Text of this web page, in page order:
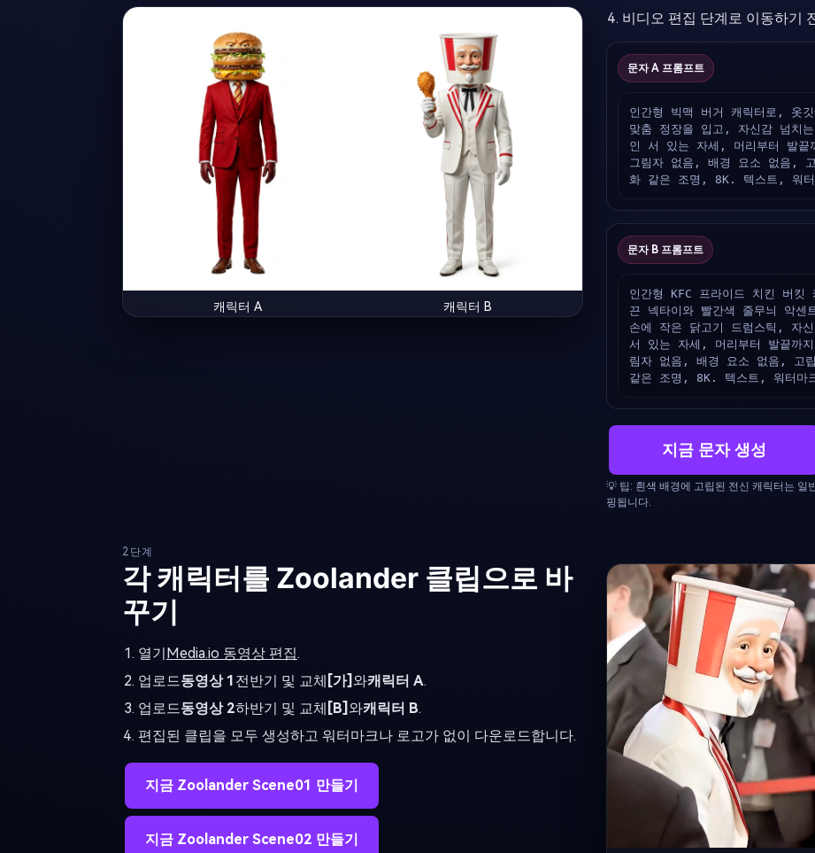
캐릭터 A 캐릭터 B
비디오 편집 단계로 이동하기
문자 A 프롬프트
인간형 빅맥 버거 캐릭터로, 옷
맞춤 정장을 입고, 자신감 넘치
인 서 있는 자세, 머리부터 발끝
그림자 없음, 배경 요소 없음,
화 같은 조명, 8K. 텍스트, 워터
문자 B 프롬프트
인간형 KFC 프라이드 치킨 버
끈 넥타이와 빨간색 줄무늬 악
손에 작은 닭고기 드럼스틱, 자
서 있는 자세, 머리부터 발끝까
림자 없음, 배경 요소 없음, 고
같은 조명, 8K. 텍스트, 워터마
지금 문자 생성
💡 팁: 흰색 배경에 고립된 전신 캐릭터는
핑됩니다.
2단계
각 캐릭터를 Zoolander 클립으로 바
꾸기
열기Media.io 동영상 편집.
업로드동영상 1 전반기 및 교체 [가] 와캐릭터 A.
업로드동영상 2하반기 및 교체 [B] 와캐릭터 B.
편집된 클립을 모두 생성하고 워터마크나 로고가 없이 다운로드합니다.
지금 Zoolander Scene01 만들기
지금 Zoolander Scene02 만들기